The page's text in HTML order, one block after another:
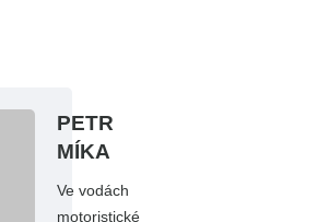
PETR
MÍKA
Ve vodách
motoristické